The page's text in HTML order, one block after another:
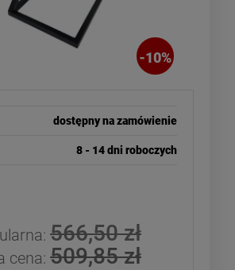
-10%
dostępny na zamówienie
8 - 14 dni roboczych
566,50 zł
cena: 509,85 zł